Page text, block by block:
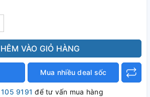
VÀO GIỎ HÀNG
Mua nhiều deal sốc
9191 để tư vấn mua hàng